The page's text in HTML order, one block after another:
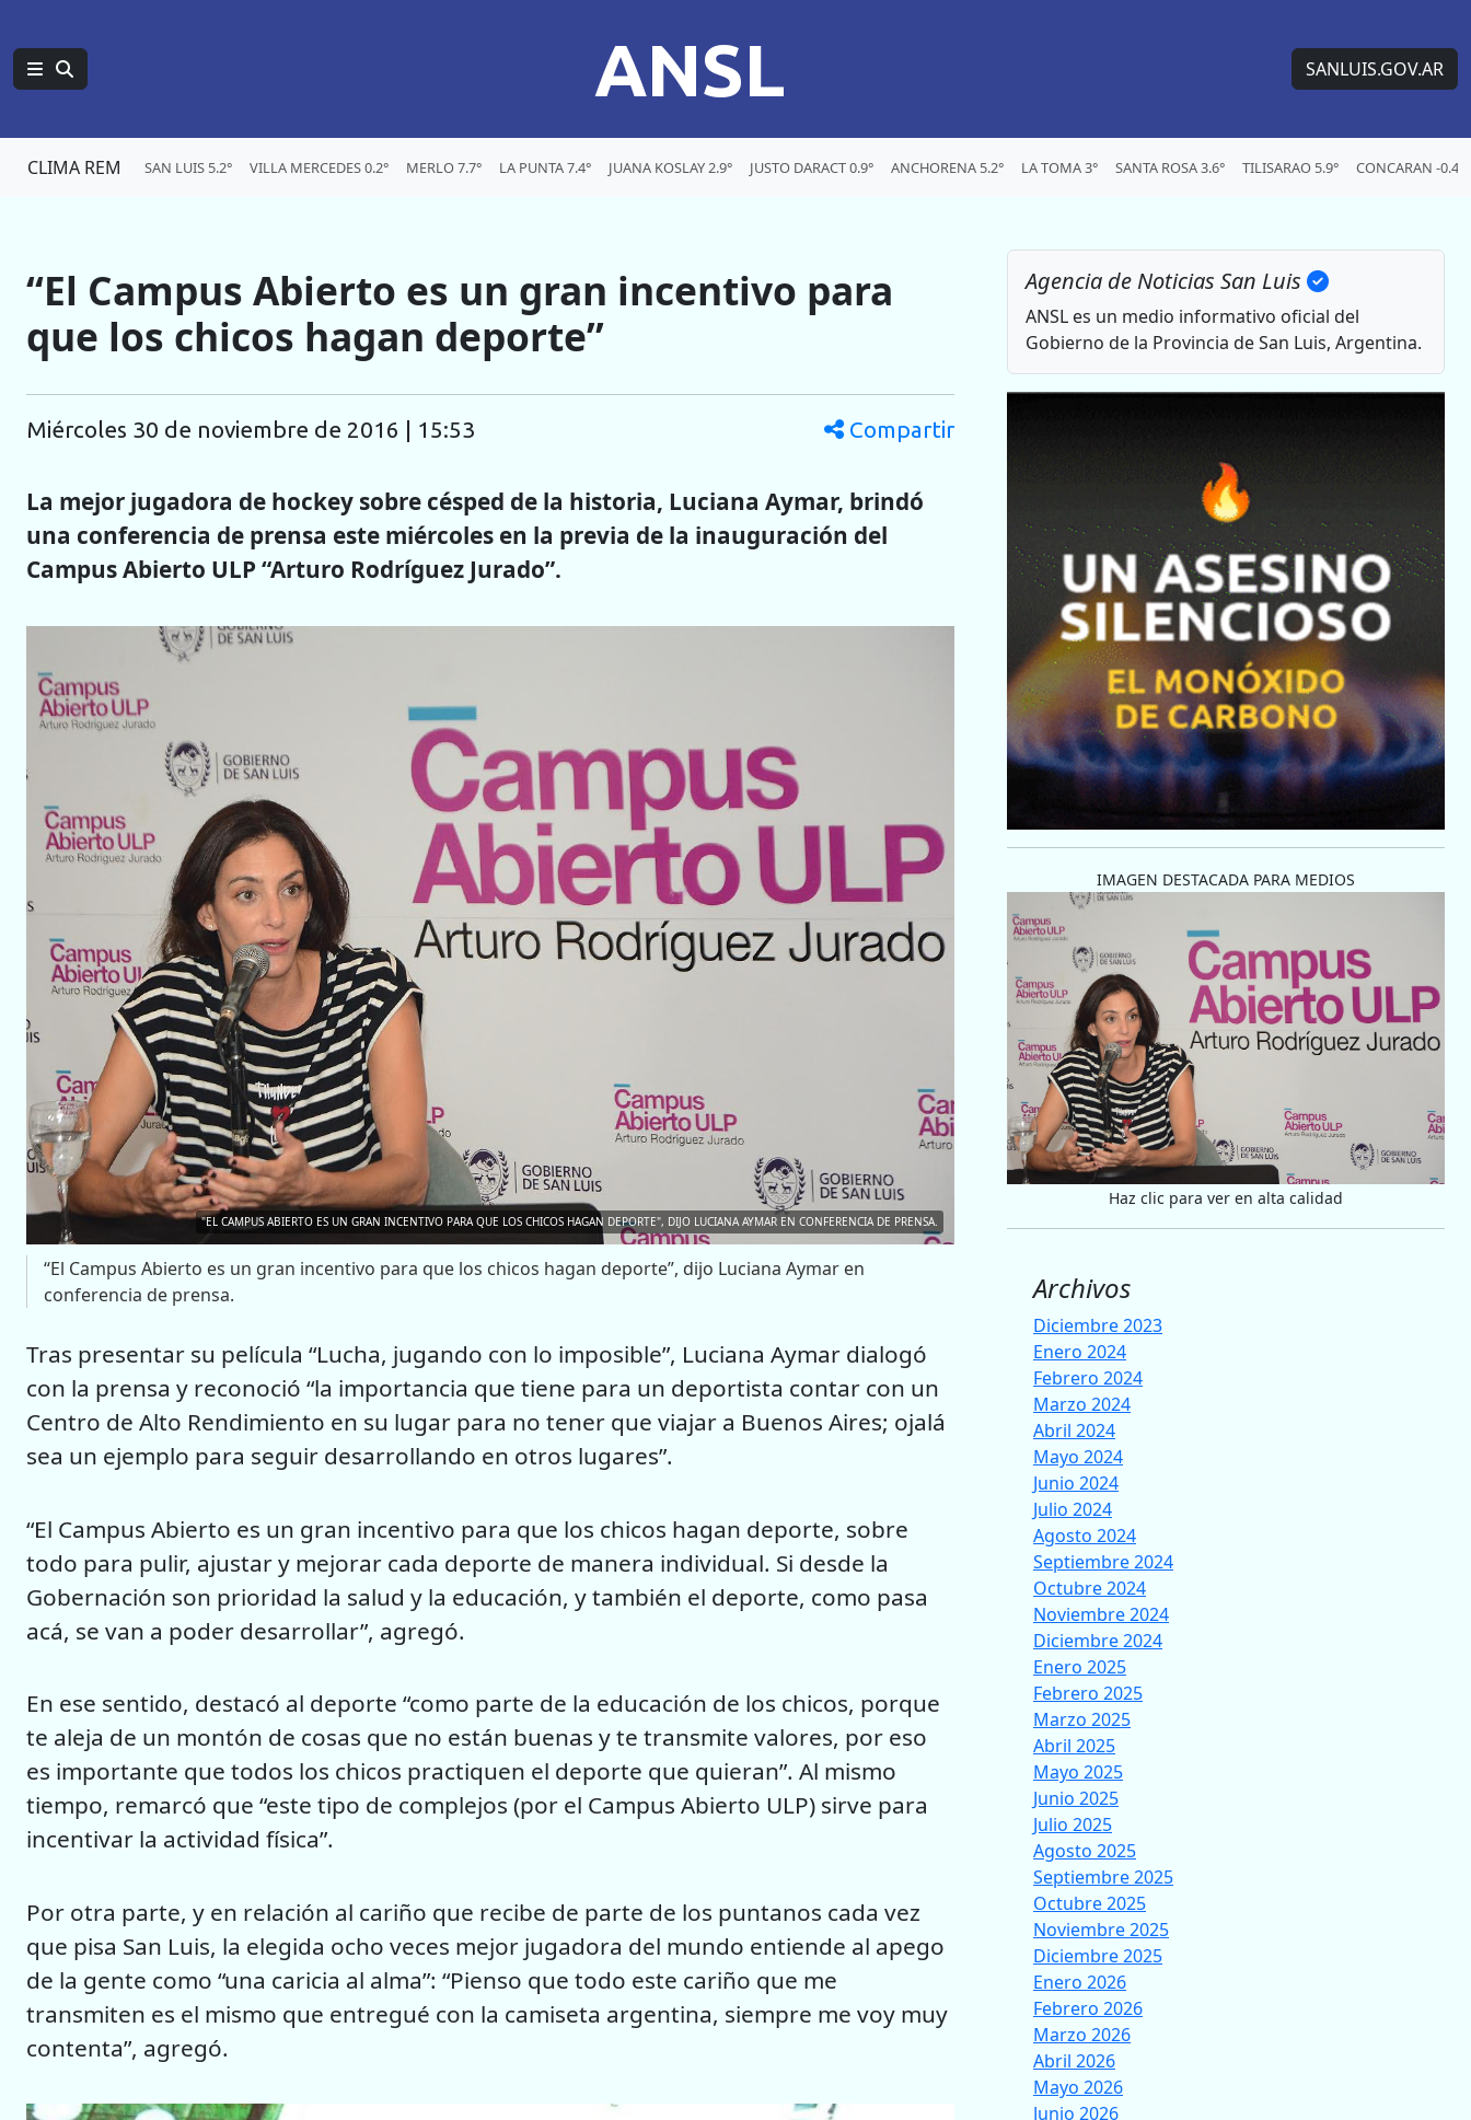
ANSL SANLUIS.GOV.AR
CLIMA REM SAN LUIS 5.2° VILLA MERCEDES 0.2° MERLO 7.7° LA PUNTA 7.4° JUANA KOSLAY 2.9° JUSTO DARACT 0.9° ANCHORENA 5.2° LA TOMA 3° SANTA ROSA 3.6° TILISARAO 5.9° CONCARAN -0.4°
“El Campus Abierto es un gran incentivo para
que los chicos hagan deporte”
miércoles 30 de noviembre de 2016 | 15:53 Compartir
La mejor jugadora de hockey sobre césped de la historia, Luciana Aymar, brindó
una conferencia de prensa este miércoles en la previa de la inauguración del
Campus Abierto ULP “Arturo Rodríguez Jurado”.
"EL CAMPUS ABIERTO ES UN GRAN INCENTIVO PARA QUE LOS CHICOS HAGAN DEPORTE", DIJO LUCIANA AYMAR EN CONFERENCIA DE PRENSA.
“El Campus Abierto es un gran incentivo para que los chicos hagan deporte”, dijo Luciana Aymar en
conferencia de prensa.
Tras presentar su película “Lucha, jugando con lo imposible”, Luciana Aymar dialogó
con la prensa y reconoció “la importancia que tiene para un deportista contar con un
Centro de Alto Rendimiento en su lugar para no tener que viajar a Buenos Aires; ojalá
sea un ejemplo para seguir desarrollando en otros lugares”.
“El Campus Abierto es un gran incentivo para que los chicos hagan deporte, sobre
todo para pulir, ajustar y mejorar cada deporte de manera individual. Si desde la
Gobernación son prioridad la salud y la educación, y también el deporte, como pasa
acá, se van a poder desarrollar”, agregó.
En ese sentido, destacó al deporte “como parte de la educación de los chicos, porque
te aleja de un montón de cosas que no están buenas y te transmite valores, por eso
es importante que todos los chicos practiquen el deporte que quieran”. Al mismo
tiempo, remarcó que “este tipo de complejos (por el Campus Abierto ULP) sirve para
incentivar la actividad física”.
Por otra parte, y en relación al cariño que recibe de parte de los puntanos cada vez
que pisa San Luis, la elegida ocho veces mejor jugadora del mundo entiende al apego
de la gente como “una caricia al alma”: “Pienso que todo este cariño que me
transmiten es el mismo que entregué con la camiseta argentina, siempre me voy muy
contenta”, agregó.
Agencia de Noticias San Luis
ANSL es un medio informativo oficial del
Gobierno de la Provincia de San Luis, Argentina.
IMAGEN DESTACADA PARA MEDIOS
Haz clic para ver en alta calidad
Archivos
Diciembre 2023
Enero 2024
Febrero 2024
Marzo 2024
Abril 2024
Mayo 2024
Junio 2024
Julio 2024
Agosto 2024
Septiembre 2024
Octubre 2024
Noviembre 2024
Diciembre 2024
Enero 2025
Febrero 2025
Marzo 2025
Abril 2025
Mayo 2025
Junio 2025
Julio 2025
Agosto 2025
Septiembre 2025
Octubre 2025
Noviembre 2025
Diciembre 2025
Enero 2026
Febrero 2026
Marzo 2026
Abril 2026
Mayo 2026
Junio 2026